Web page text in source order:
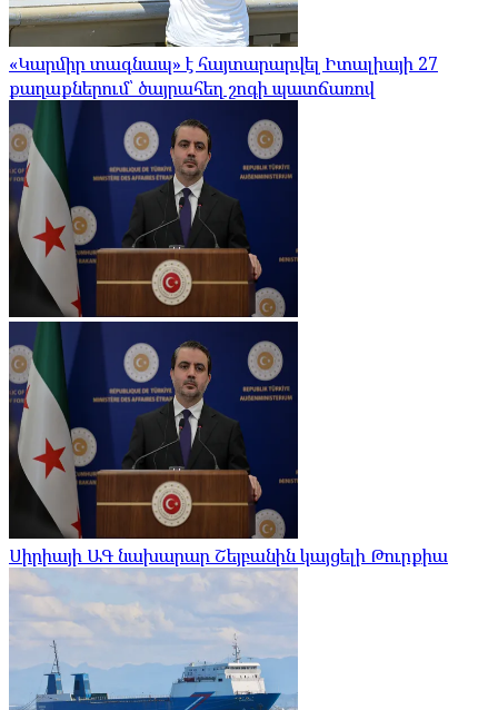
«Կարմիր տագնապ» է հայտարարվել Իտալիայի 27
քաղաքներում՝ ծայրահեղ շոգի պատճառով
Սիրիայի ԱԳ նախարար Շեյբանին կայցելի Թուրքիա